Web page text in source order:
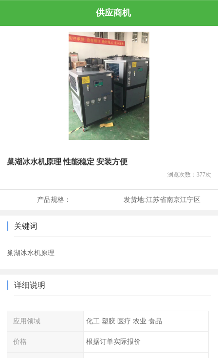
供应商机
巢湖冰水机原理 性能稳定 安装方便
浏览次数： 377次
产品规格： 发货地:江苏省南京江宁区
关键词
巢湖冰水机原理
详细说明
应用领域 化工 塑胶 医疗 农业 食品
价格 根据订单实际报价